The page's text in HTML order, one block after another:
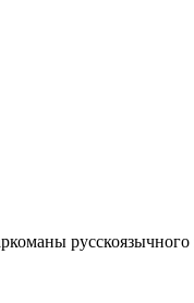
русскоязычного